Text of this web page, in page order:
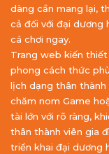
dàng cần mang lại,
cả đối với đại dương
cá chơi ngay.
Trang web kiến
phong cách thức
lịch dạng thân thành
chăm nom Game
tài lớn với rõ ràng,
thân thành viên gia
triển khai đại dương